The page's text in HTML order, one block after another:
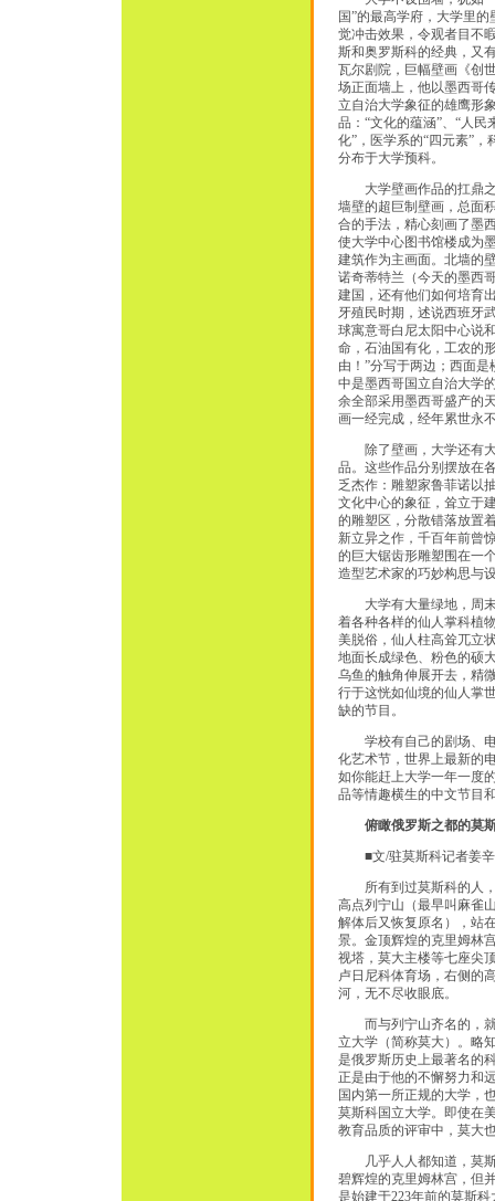
国”的最高学府，大学里
觉冲击效果，令观者目不
斯和奥罗斯科的经典，又
瓦尔剧院，巨幅壁画《创
场正面墙上，他以墨西哥
立自治大学象征的雄鹰形
品：“文化的蕴涵”、“人
化”，医学系的“四元素”
分布于大学预科。
大学壁画作品的扛鼎之
墙壁的超巨制壁画，总面
合的手法，精心刻画了墨
使大学中心图书馆楼成为
建筑作为主画面。北墙的
诺奇蒂特兰（今天的墨西
建国，还有他们如何培育
牙殖民时期，述说西班牙
球寓意哥白尼太阳中心说
命，石油国有化，工农的
由！”分写于两边；西面
中是墨西哥国立自治大学
余全部采用墨西哥盛产的
画一经完成，经年累世永
除了壁画，大学还有大
品。这些作品分别摆放在
乏杰作：雕塑家鲁菲诺以
文化中心的象征，耸立于
的雕塑区，分散错落放置
新立异之作，千百年前曾
的巨大锯齿形雕塑围在一
造型艺术家的巧妙构思与
大学有大量绿地，周末
着各种各样的仙人掌科植
美脱俗，仙人柱高耸兀立
地面长成绿色、粉色的硕
乌鱼的触角伸展开去，精
行于这恍如仙境的仙人掌
缺的节目。
学校有自己的剧场、电
化艺术节，世界上最新的
如你能赶上大学一年一度
品等情趣横生的中文节目
俯瞰俄罗斯之都的莫
■文/驻莫斯科记者姜辛
所有到过莫斯科的人，
高点列宁山（最早叫麻雀
解体后又恢复原名），站
景。金顶辉煌的克里姆林
视塔，莫大主楼等七座尖
卢日尼科体育场，右侧的
河，无不尽收眼底。
而与列宁山齐名的，就
立大学（简称莫大）。略
是俄罗斯历史上最著名的
正是由于他的不懈努力和
国内第一所正规的大学，
莫斯科国立大学。即使在
教育品质的评审中，莫大
几乎人人都知道，莫斯
碧辉煌的克里姆林宫，但
是始建于223年前的莫斯